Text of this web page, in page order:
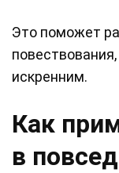
Это поможет
искренним.
Как
в